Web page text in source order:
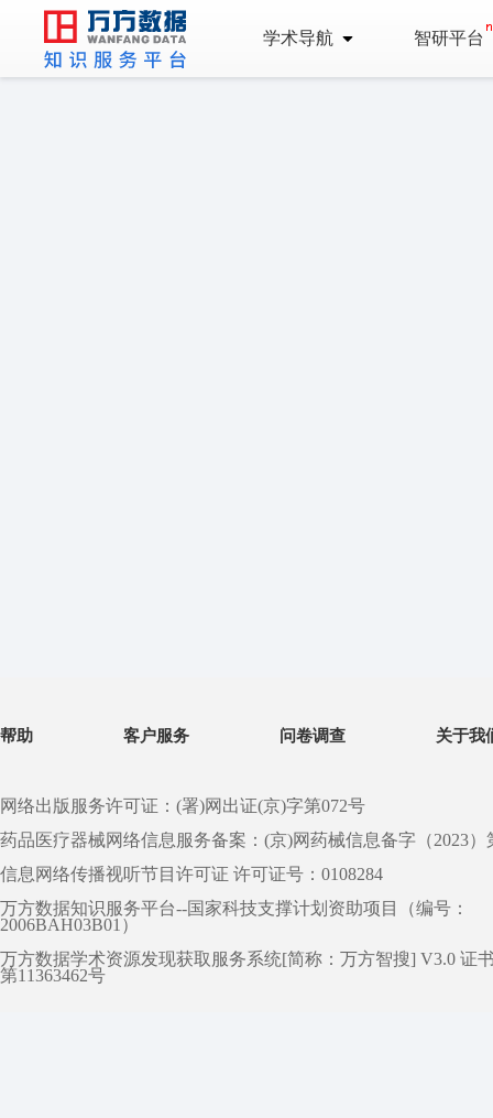
学术导航 智研平台
帮助 客户服务 问卷调查 关于我
网络出版服务许可证：(署)网出证(京)字第072号
药品医疗器械网络信息服务备案：(京)网药械信息备字（2023）
信息网络传播视听节目许可证 许可证号：0108284
万方数据知识服务平台--国家科技支撑计划资助项目（编号：
2006BAH03B01）
万方数据学术资源发现获取服务系统[简称：万方智搜] V3.0 证
第11363462号